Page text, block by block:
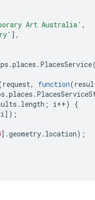
Art Australia' ,
],
.places . PlacesService
request, function(
.places .
. length ; i++)
{
i]);
].geometry. location);